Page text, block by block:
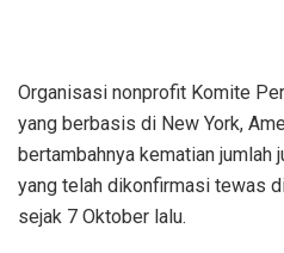
Organisasi nonprofit Komite
yang berbasis di New York,
bertambahnya kematian jumlah
yang telah dikonfirmasi tewas
sejak 7 Oktober lalu.